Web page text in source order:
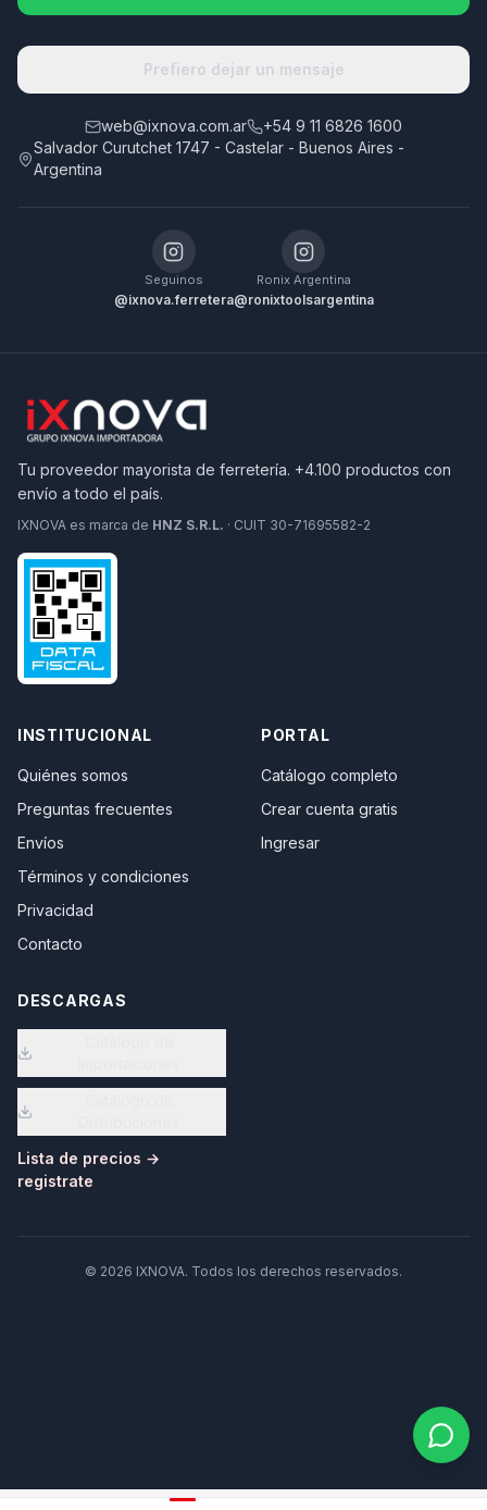
Prefiero dejar un mensaje
web@ixnova.com.ar
+54 9 11 6826 1600
Salvador Curutchet 1747 - Castelar - Buenos Aires -
Argentina
Seguinos
@ixnova.ferretera
Ronix Argentina
@ronixtoolsargentina
Tu proveedor mayorista de ferretería. +4.100 productos con
envío a todo el país.
IXNOVA es marca de HNZ S.R.L. · CUIT 30-71695582-2
INSTITUCIONAL
Quiénes somos
Preguntas frecuentes
Envíos
Términos y condiciones
Privacidad
Contacto
PORTAL
Catálogo completo
Crear cuenta gratis
Ingresar
DESCARGAS
Lista de precios →
registrate
© 2026 IXNOVA. Todos los derechos reservados.